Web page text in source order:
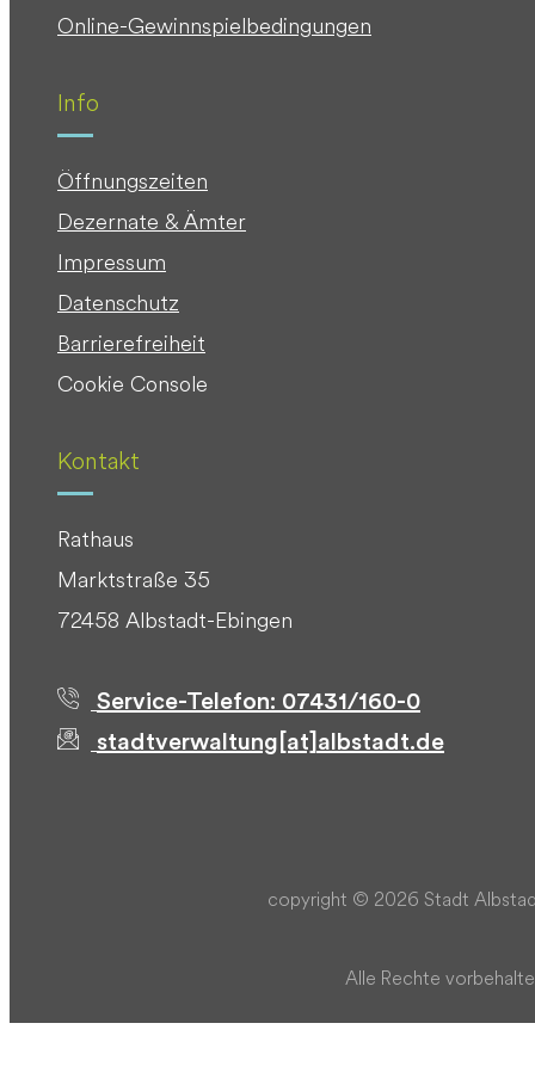
Online-Gewinnspielbedingungen
Info
Öffnungszeiten
Dezernate & Ämter
Impressum
Datenschutz
Barrierefreiheit
Cookie Console
Kontakt
Rathaus
Marktstraße 35
72458 Albstadt-Ebingen
Service-Telefon: 07431/160-0
stadtverwaltung[at]albstadt.de
copyright © 2026 Stadt
Alle Rechte